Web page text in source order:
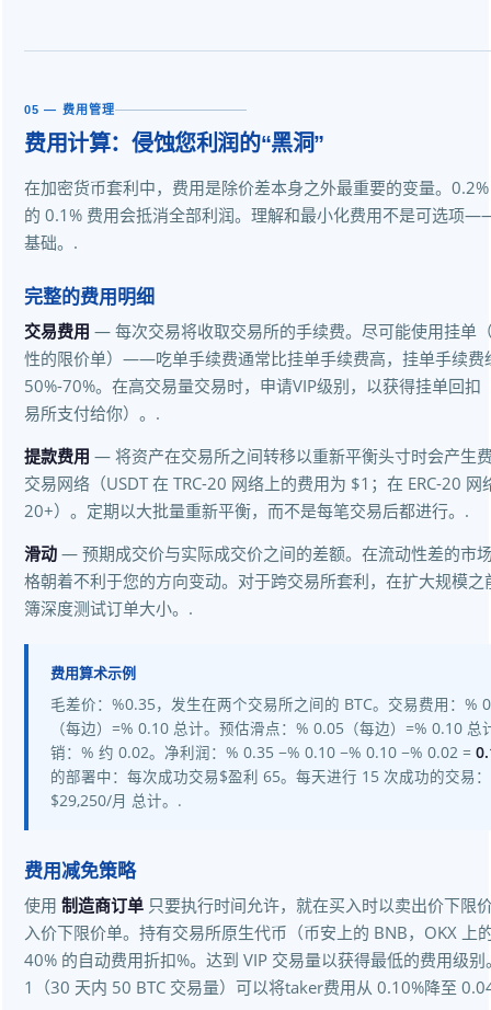
05 — 费用管理
费用计算：侵蚀您利润的“黑洞”
在加密货币套利中，费用是除价差本身之外最重要的变量。
的 0.1% 费用会抵消全部利润。理解和最小化费用不是可选项
基础。.
完整的费用明细
交易费用 — 每次交易将收取交易所的手续费。尽可能使用挂单
性的限价单）——吃单手续费通常比挂单手续费高，挂单手续费
50%-70%。在高交易量交易时，申请VIP级别，以获得挂单回
易所支付给你）。.
提款费用 — 将资产在交易所之间转移以重新平衡头寸时会产生
交易网络（USDT 在 TRC-20 网络上的费用为 $1；在 ERC-20
20+）。定期以大批量重新平衡，而不是每笔交易后都进行。.
滑动 — 预期成交价与实际成交价之间的差额。在流动性差的市
格朝着不利于您的方向变动。对于跨交易所套利，在扩大规模之
簿深度测试订单大小。.
费用算术示例
毛差价：%0.35，发生在两个交易所之间的 BTC。交易费用：%
（每边）=% 0.10 总计。预估滑点：% 0.05（每边）=% 0.10 总
销：% 约 0.02。净利润：% 0.35 −% 0.10 −% 0.10 −% 0.02 =
的部署中：每次成功交易$盈利 65。每天进行 15 次成功的交易
$29,250/月 总计。.
费用减免策略
使用 制造商订单 只要执行时间允许，就在买入时以卖出价下限
入价下限价单。持有交易所原生代币（币安上的 BNB，OKX 上
40% 的自动费用折扣%。达到 VIP 交易量以获得最低的费用级别
1（30 天内 50 BTC 交易量）可以将taker费用从 0.10%降至